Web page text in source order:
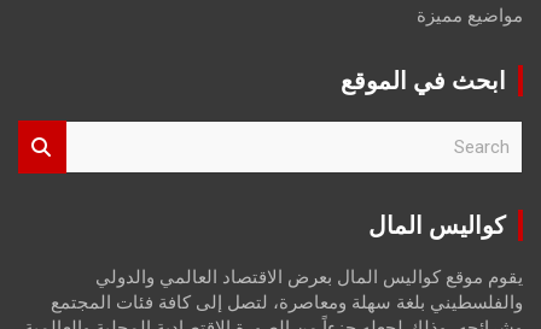
مواضيع مميزة
ابحث في الموقع
r
كواليس المال
يقوم موقع كواليس المال بعرض الاقتصاد العالمي والدولي
والفلسطيني بلغة سهلة ومعاصرة، لتصل إلى كافة فئات المجتمع